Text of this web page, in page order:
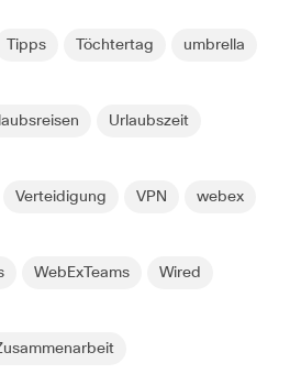
Tipps Töchtertag umbrella
Urlaubszeit
Verteidigung VPN webex
WebExTeams Wired